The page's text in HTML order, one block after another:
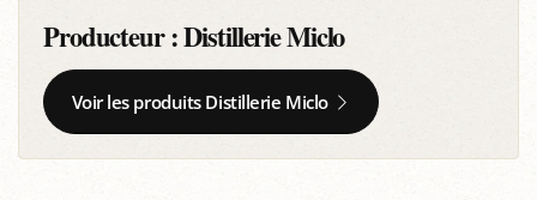
Producteur :Distillerie Miclo
Voir les produits Distillerie Miclo